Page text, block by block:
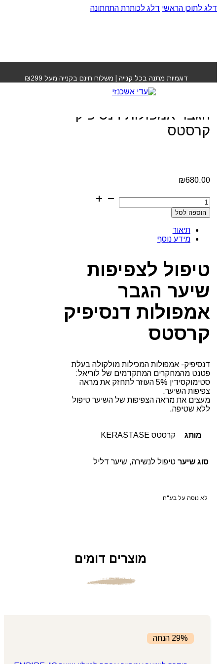
דלג לתוכן הראשי דלג לכותרת התחתונה
דוגמיות מתנה בכל קנייה | משלוח חינם בקנייה מעל ₪299
דנסיפיק קרסטס
טיפול לצפיפות שיער
הגבר אמפולות דנסיפיק
קרסטס
₪680.00
כמות
של
טיפול
שיער
הגבר
קרסטס
הוספה לסל
תיאור
מידע נוסף
טיפול לצפיפות
שיער הגבר
אמפולות דנסיפיק
קרסטס
דנסיפיק- אמפולות המכילות מולקולה בעלת
פטנט מהמחקרים המתקדמים של לוריאל:
סטימוקסידין 5% העוזר לתחזק את מראה
צפיפות השיער.
מעצים את מראה הצפיפות של השיער טיפול
ללא שטיפה.
מותג קרסטס KERASTASE
סוג שיער טיפול לנשירה, שיער דליל
לא נוסה על בע"ח
מוצרים דומים
29% הנחה